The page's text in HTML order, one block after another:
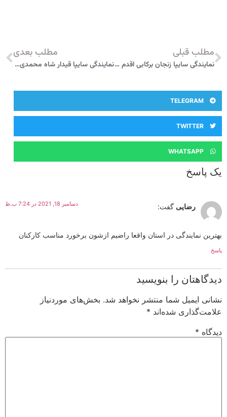
مطلب قبلی
نمایندگی سایپا زنجان برکابی اقدم 5773
مطلب بعدی
نمایندگی سایپا قیدار شاه محمدی 5868
TELEGRAM
TWITTER
WHATSAPP
یک پاسخ
رضایی گفت: دسامبر 18, 2021 در 7:24 ب.ظ
بهترین نمایندگی در استان واقعا راضیم ازشون برخورد مناسب کارکنان
پاسخ
دیدگاهتان را بنویسید
نشانی ایمیل شما منتشر نخواهد شد. بخش‌های موردنیاز
علامت‌گذاری شده‌اند*
دیدگاه*